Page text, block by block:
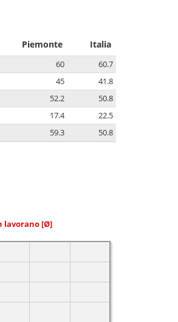
Piemonte Italia
60
60.7
45
41.8
52.2
50.8
17.4
22.5
59.3 50.8
lavorano [Ø]